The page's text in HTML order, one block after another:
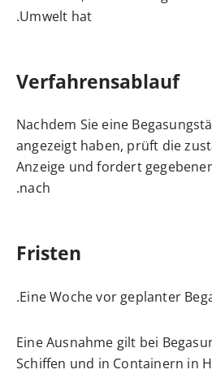
Umwelt hat.
Verfahrensablauf
Nachdem Sie eine
angezeigt haben, prüft die
Anzeige und fordert
nach.
Fristen
Eine Woche vor geplanter
Eine Ausnahme gilt bei
Schiffen und in Containern in